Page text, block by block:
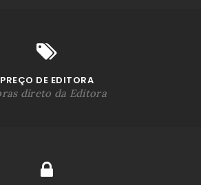
PREÇO DE EDITORA
direto da Editora